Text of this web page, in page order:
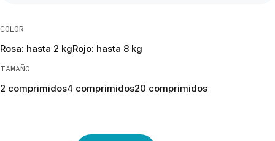
COLOR
Rosa: hasta 2 kgRojo: hasta 8 kg
TAMAÑO
2 comprimidos4 comprimidos20 comprimidos